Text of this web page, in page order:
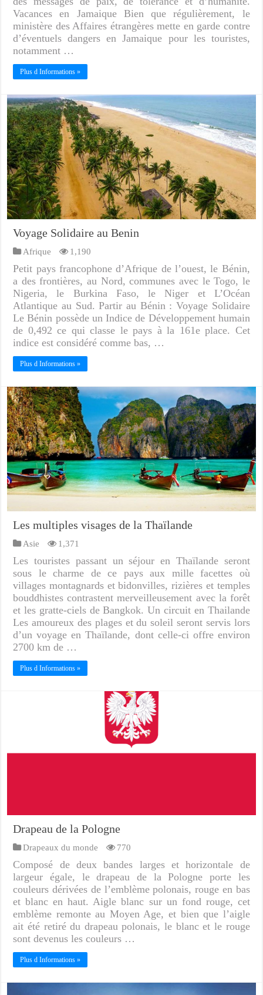
Vacances en Jamaique Bien que régulièrement, le
ministère des Affaires étrangères mette en garde contre
d’éventuels dangers en Jamaique pour les touristes,
notamment …
Plus d Informations »
Voyage Solidaire au Benin
Afrique 1,190
Petit pays francophone d’Afrique de l’ouest, le Bénin,
a des frontières, au Nord, communes avec le Togo, le
Nigeria, le Burkina Faso, le Niger et L’Océan
Atlantique au Sud. Partir au Bénin : Voyage Solidaire
Le Bénin possède un Indice de Développement humain
de 0,492 ce qui classe le pays à la 161e place. Cet
indice est considéré comme bas, …
Plus d Informations »
Les multiples visages de la Thaïlande
Asie 1,371
Les touristes passant un séjour en Thaïlande seront
sous le charme de ce pays aux mille facettes où
villages montagnards et bidonvilles, rizières et temples
bouddhistes contrastent merveilleusement avec la forêt
et les gratte-ciels de Bangkok. Un circuit en Thailande
Les amoureux des plages et du soleil seront servis lors
d’un voyage en Thaïlande, dont celle-ci offre environ
2700 km de …
Plus d Informations »
Drapeau de la Pologne
Drapeaux du monde 770
Composé de deux bandes larges et horizontale de
largeur égale, le drapeau de la Pologne porte les
couleurs dérivées de l’emblème polonais, rouge en bas
et blanc en haut. Aigle blanc sur un fond rouge, cet
emblème remonte au Moyen Age, et bien que l’aigle
ait été retiré du drapeau polonais, le blanc et le rouge
sont devenus les couleurs …
Plus d Informations »